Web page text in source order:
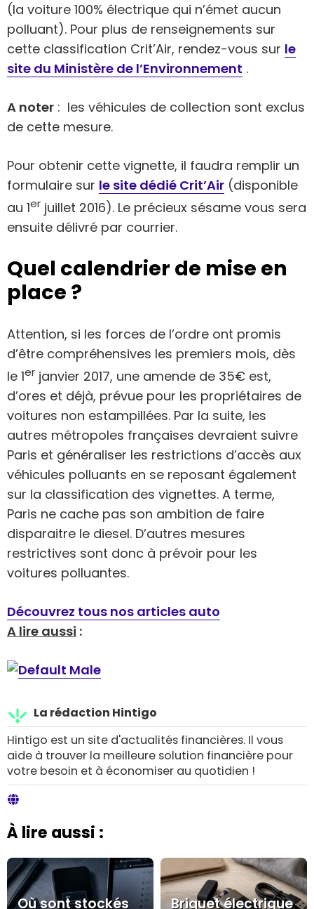
(la voiture 100% électrique qui n’émet aucun
polluant). Pour plus de renseignements sur
cette classification Crit’Air, rendez-vous sur le
site du Ministère de l’Environnement .
A noter : les véhicules de collection sont exclus
de cette mesure.
Pour obtenir cette vignette, il faudra remplir un
formulaire sur le site dédié Crit’Air (disponible
au 1er juillet 2016). Le précieux sésame vous sera
ensuite délivré par courrier.
Quel calendrier de mise en
place ?
Attention, si les forces de l’ordre ont promis
d’être compréhensives les premiers mois, dès
le 1er janvier 2017, une amende de 35€ est,
d’ores et déjà, prévue pour les propriétaires de
voitures non estampillées. Par la suite, les
autres métropoles françaises devraient suivre
Paris et généraliser les restrictions d’accès aux
véhicules polluants en se reposant également
sur la classification des vignettes. A terme,
Paris ne cache pas son ambition de faire
disparaitre le diesel. D’autres mesures
restrictives sont donc à prévoir pour les
voitures polluantes.
Découvrez tous nos articles auto
A lire aussi :
La rédaction Hintigo
Hintigo est un site d'actualités financières. Il vous
aide à trouver la meilleure solution financière pour
votre besoin et à économiser au quotidien !
À lire aussi :
Où sont stockés Briquet électrique